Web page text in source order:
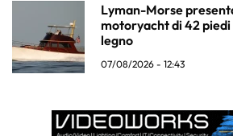
Lyman-Morse
motoryacht di 42
legno
07/08/2026 - 12:43